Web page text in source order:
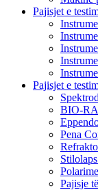
Pajisjet e
Pajisjet e
BIO-
Pena
Pajisje